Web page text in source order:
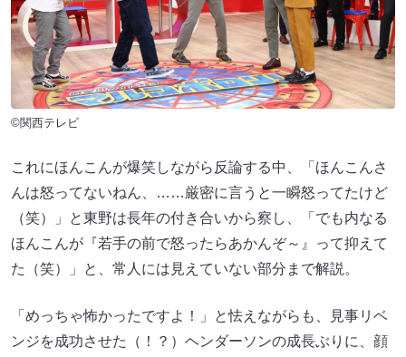
©関西テレビ
これにほんこんが爆笑しながら反論する中、「ほんこんさ
んは怒ってないねん、……厳密に言うと一瞬怒ってたけど
（笑）」と東野は長年の付き合いから察し、「でも内なる
ほんこんが『若手の前で怒ったらあかんぞ～』って抑えて
た（笑）」と、常人には見えていない部分まで解説。
「めっちゃ怖かったですよ！」と怯えながらも、見事リベ
ンジを成功させた（！？）ヘンダーソンの成長ぶりに、顔